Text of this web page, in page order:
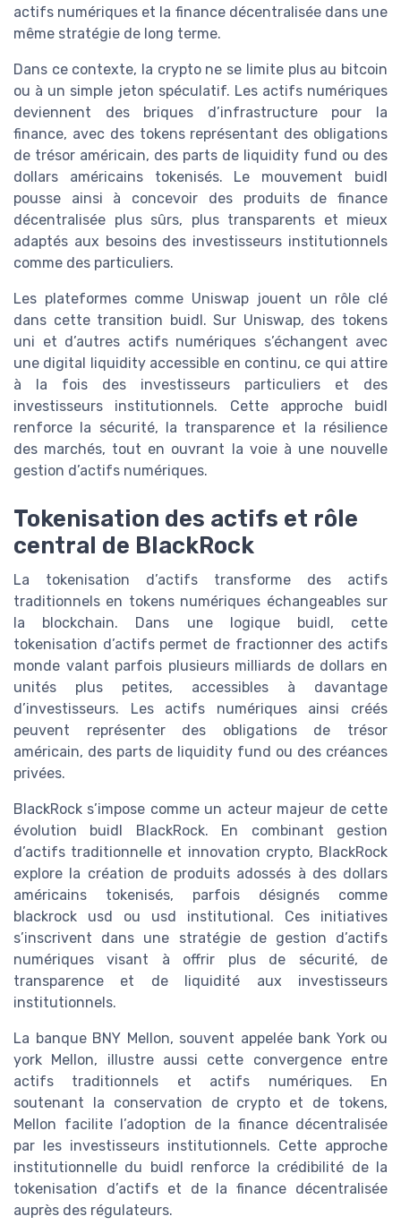
actifs numériques et la finance décentralisée dans une
même stratégie de long terme.
Dans ce contexte, la crypto ne se limite plus au bitcoin
ou à un simple jeton spéculatif. Les actifs numériques
deviennent des briques d’infrastructure pour la
finance, avec des tokens représentant des obligations
de trésor américain, des parts de liquidity fund ou des
dollars américains tokenisés. Le mouvement buidl
pousse ainsi à concevoir des produits de finance
décentralisée plus sûrs, plus transparents et mieux
adaptés aux besoins des investisseurs institutionnels
comme des particuliers.
Les plateformes comme Uniswap jouent un rôle clé
dans cette transition buidl. Sur Uniswap, des tokens
uni et d’autres actifs numériques s’échangent avec
une digital liquidity accessible en continu, ce qui attire
à la fois des investisseurs particuliers et des
investisseurs institutionnels. Cette approche buidl
renforce la sécurité, la transparence et la résilience
des marchés, tout en ouvrant la voie à une nouvelle
gestion d’actifs numériques.
Tokenisation des actifs et rôle
central de BlackRock
La tokenisation d’actifs transforme des actifs
traditionnels en tokens numériques échangeables sur
la blockchain. Dans une logique buidl, cette
tokenisation d’actifs permet de fractionner des actifs
monde valant parfois plusieurs milliards de dollars en
unités plus petites, accessibles à davantage
d’investisseurs. Les actifs numériques ainsi créés
peuvent représenter des obligations de trésor
américain, des parts de liquidity fund ou des créances
privées.
BlackRock s’impose comme un acteur majeur de cette
évolution buidl BlackRock. En combinant gestion
d’actifs traditionnelle et innovation crypto, BlackRock
explore la création de produits adossés à des dollars
américains tokenisés, parfois désignés comme
blackrock usd ou usd institutional. Ces initiatives
s’inscrivent dans une stratégie de gestion d’actifs
numériques visant à offrir plus de sécurité, de
transparence et de liquidité aux investisseurs
institutionnels.
La banque BNY Mellon, souvent appelée bank York ou
york Mellon, illustre aussi cette convergence entre
actifs traditionnels et actifs numériques. En
soutenant la conservation de crypto et de tokens,
Mellon facilite l’adoption de la finance décentralisée
par les investisseurs institutionnels. Cette approche
institutionnelle du buidl renforce la crédibilité de la
tokenisation d’actifs et de la finance décentralisée
auprès des régulateurs.